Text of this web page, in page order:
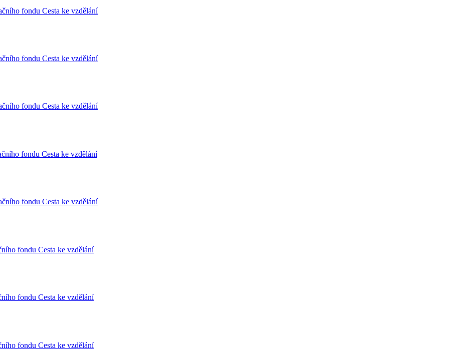
fondu Cesta ke vzdělání
fondu Cesta ke vzdělání
fondu Cesta ke vzdělání
fondu Cesta ke vzdělání
fondu Cesta ke vzdělání
fondu Cesta ke vzdělání
fondu Cesta ke vzdělání
fondu Cesta ke vzdělání